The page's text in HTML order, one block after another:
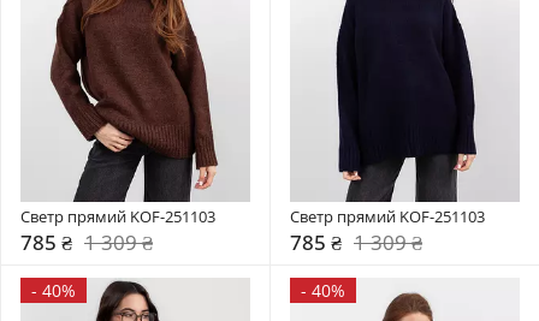
Светр прямий KOF-251103
785 ₴ 1 309 ₴
Светр прямий KOF-251103
785 ₴ 1 309 ₴
- 40% - 40%